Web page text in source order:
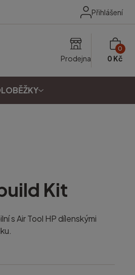
Přihlášení
Prodejna
0
0 Kč
Kit
s Air Tool HP dílenskými